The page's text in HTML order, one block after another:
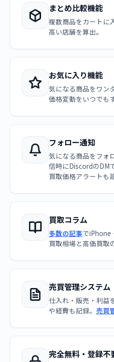
まとめ比較機能
複数商品をカートに
高い店舗を算出。
お気に入り機能
気になる商品をワン
価格変動をいつでも
フォロー通知
気になる商品をフォ
信時にDiscordのDM
買取価格アラートも
買取コラム
多数の記事でiPhone
買取相場と高価買取
売買管理システム
仕入れ・販売・利益
や経費も記録。 売買
完全無料・登録不